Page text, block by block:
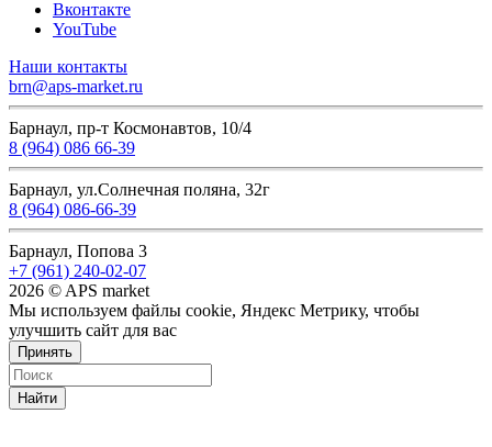
Вконтакте
YouTube
Наши контакты
brn@aps-market.ru
Барнаул, пр-т Космонавтов, 10/4
8 (964) 086 66-39
Барнаул, ул.Солнечная поляна, 32г
8 (964) 086-66-39
Барнаул, Попова 3
+7 (961) 240-02-07
2026 © APS market
Мы используем файлы cookie, Яндекс Метрику, чтобы
улучшить сайт для вас
Принять
Найти